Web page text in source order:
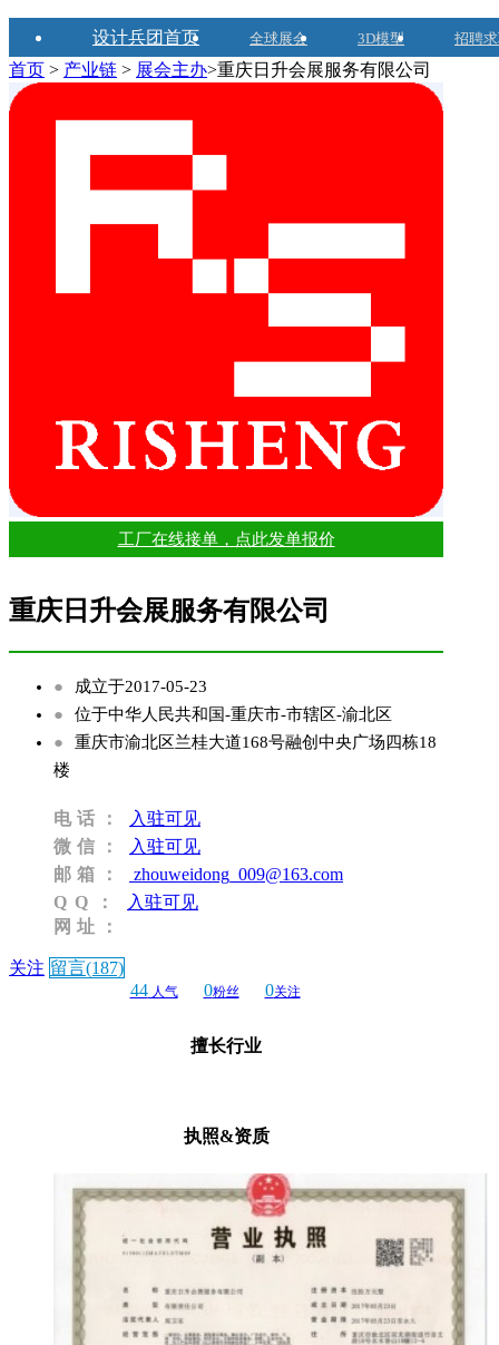
设计兵团首页 全球展会 3D模型 招聘
首页 > 产业链 > 展会主办>重庆日升会展服务有限公司
工厂在线接单，点此发单报价
重庆日升会展服务有限公司
●
成立于2017-05-23
●
位于中华人民共和国-重庆市-市辖区-渝北区
●
重庆市渝北区兰桂大道168号融创中央广场四栋18
楼
电话：
入驻可见
微信：
入驻可见
邮箱：
zhouweidong_009@163.com
QQ：
入驻可见
网址：
关注 留言(187)
44人气 0粉丝 0关注
擅长行业
执照&资质